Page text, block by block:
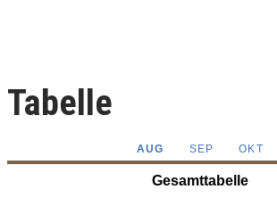
Tabelle
AUG SEP OKT
Gesamttabelle